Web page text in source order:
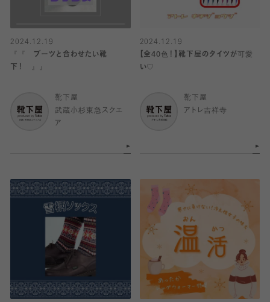
2024.12.19
『『 ブーツと合わせたい靴
下！ 』』
靴下屋
武蔵小杉東急スクエ
ア
2024.12.19
【全40色！】靴下屋のタイツが可愛
い♡
靴下屋
アトレ吉祥寺